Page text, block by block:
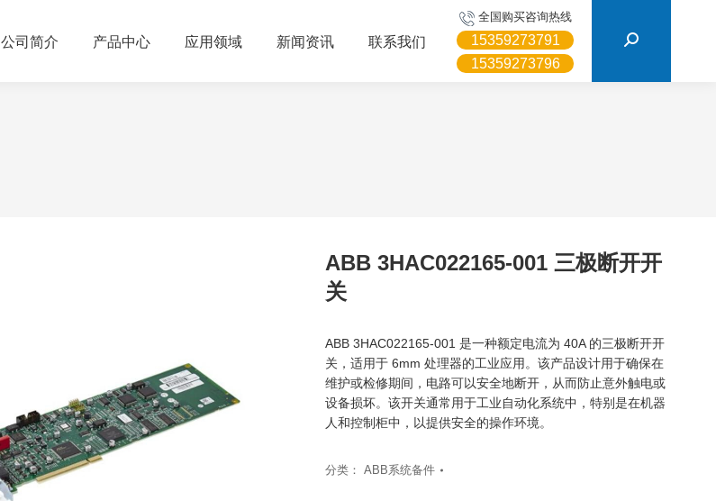
公司简介 产品中心 应用领域 新闻资讯 联系我们
全国购买咨询热线
15359273791
15359273796
ABB 3HAC022165-001 三极断开开
关
ABB 3HAC022165-001 是一种额定电流为 40A 的三极断开开
关，适用于 6mm 处理器的工业应用。该产品设计用于确保在
维护或检修期间，电路可以安全地断开，从而防止意外触电或
设备损坏。该开关通常用于工业自动化系统中，特别是在机器
人和控制柜中，以提供安全的操作环境。
分类： ABB系统备件